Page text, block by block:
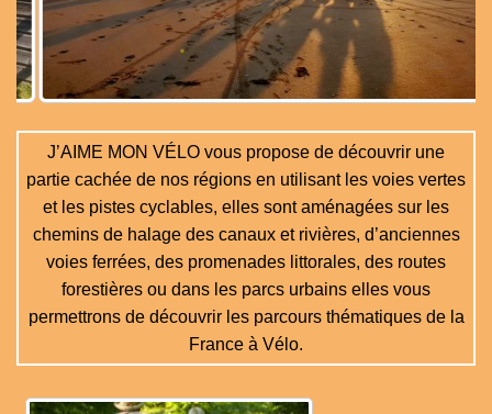
J’AIME MON VÉLO vous propose de découvrir une
partie cachée de nos régions en utilisant les voies vertes
et les pistes cyclables, elles sont aménagées sur les
chemins de halage des canaux et rivières, d’anciennes
voies ferrées, des promenades littorales, des routes
forestières ou dans les parcs urbains elles vous
permettrons de découvrir les parcours thématiques de la
France à Vélo.